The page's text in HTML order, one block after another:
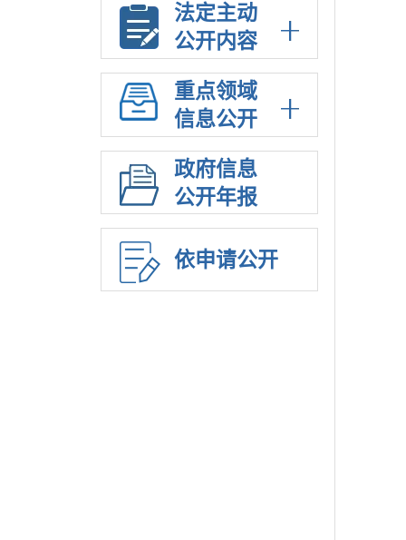
法定主动
公开内容
重点领域
信息公开
政府信息
公开年报
依申请公开